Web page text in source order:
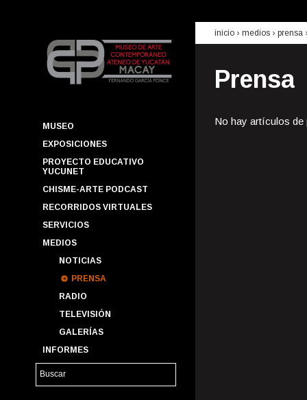
MUSEO
EXPOSICIONES
PROYECTO EDUCATIVO
YUCUNET
CHISME-ARTE PODCAST
RECORRIDOS VIRTUALES
SERVICIOS
MEDIOS
NOTICIAS
PRENSA
RADIO
TELEVISIÓN
GALERÍAS
INFORMES
inicio › medios › prensa
Prensa
No hay artículos de